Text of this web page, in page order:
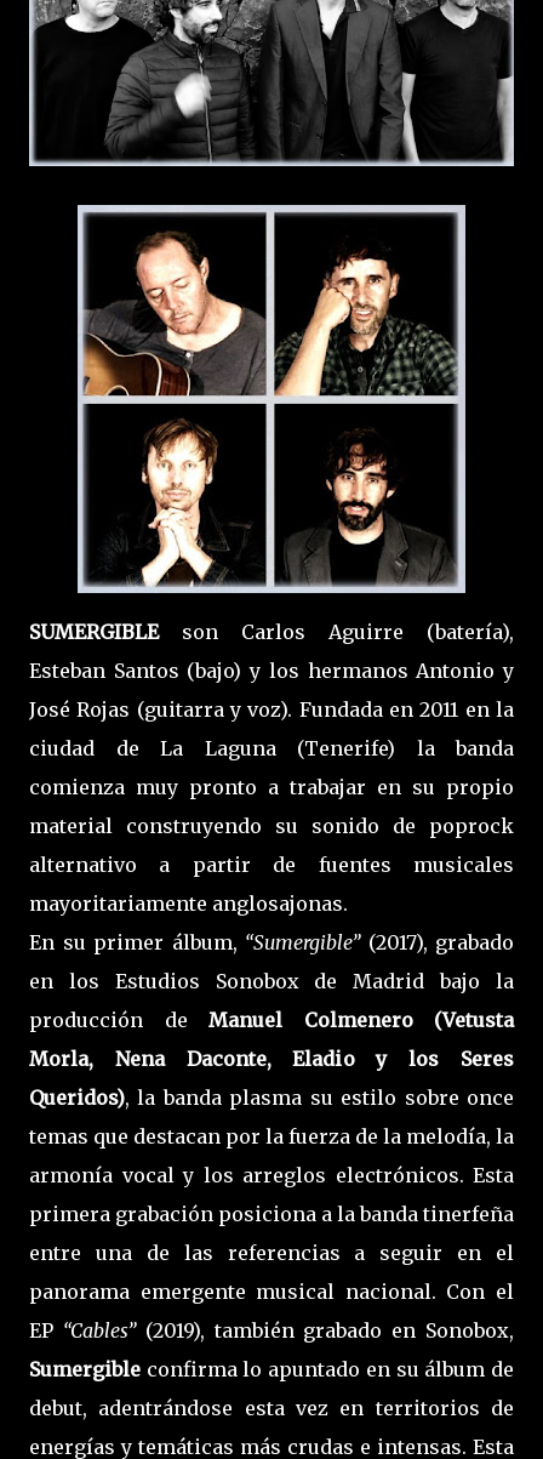
SUMERGIBLEson Carlos Aguirre (batería),
Esteban Santos (bajo) y los hermanos Antonio y
José Rojas (guitarra y voz). Fundada en 2011 en la
ciudad de La Laguna (Tenerife) la banda
comienza muy pronto a trabajar en su propio
material construyendo su sonido de poprock
alternativo a partir de fuentes musicales
mayoritariamente anglosajonas.
En su primer álbum, “Sumergible”(2017), grabado
en los Estudios Sonobox de Madrid bajo la
producción de Manuel Colmenero
(Vetusta
Morla, Nena Daconte, Eladio y los Seres
Queridos), la banda plasma su estilo sobre once
temas que destacan por la fuerza de la melodía, la
armonía vocal y los arreglos electrónicos. Esta
primera grabación posiciona a la banda tinerfeña
entre una de las referencias a seguir en el
panorama emergente musical nacional. Con el
EP “Cables”(2019), también grabado en Sonobox,
Sumergible confirma lo apuntado en su álbum de
debut, adentrándose esta vez en territorios de
energías y temáticas más crudas e intensas. Esta